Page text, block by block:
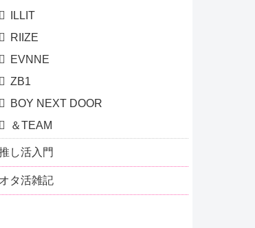
ILLIT
RIIZE
EVNNE
ZB1
BOY NEXT DOOR
＆TEAM
し活入門
オタ活雑記